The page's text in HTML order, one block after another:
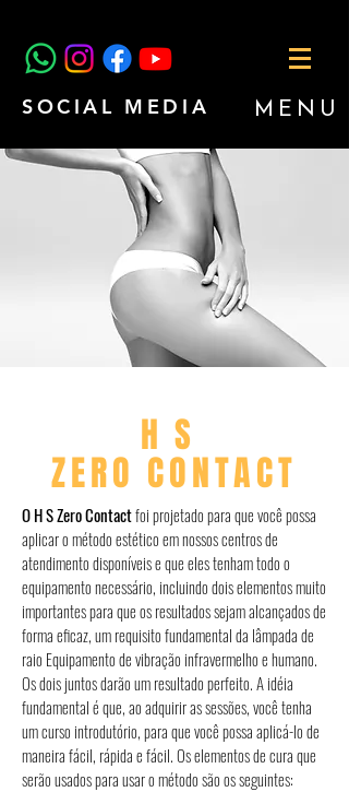
SOCIAL MEDIA MENU
H S
ZERO CONTACT
O H S Zero Contactfoi projetado para que você possa
aplicar o método estético em nossos centros de
atendimento disponíveis e que eles tenham todo o
equipamento necessário, incluindo dois elementos muito
importantes para que os resultados sejam alcançados de
forma eficaz, um requisito fundamental da lâmpada de
raio Equipamento de vibração infravermelho e humano.
Os dois juntos darão um resultado perfeito. A idéia
fundamental é que, ao adquirir as sessões, você tenha
um curso introdutório, para que você possa aplicá-lo de
maneira fácil, rápida e fácil. Os elementos de cura que
serão usados ​​para usar o método são os seguintes: